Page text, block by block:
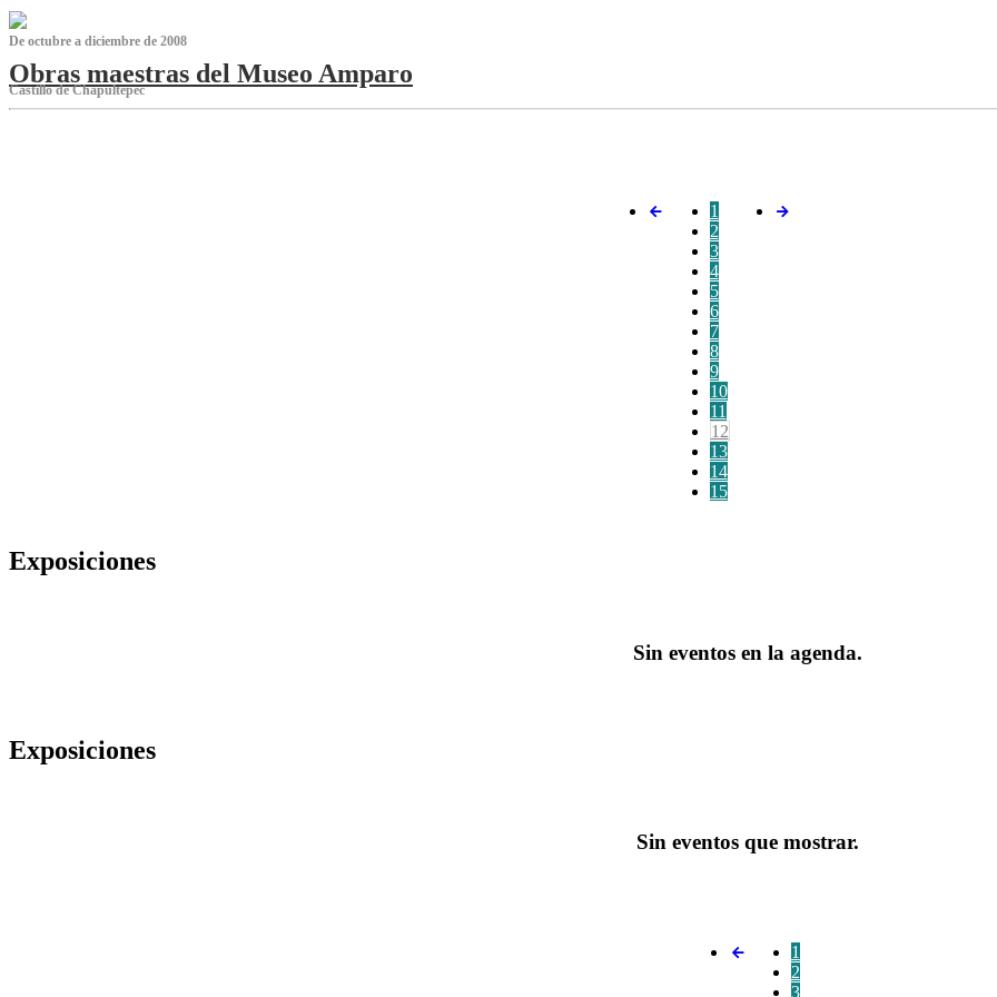
De octubre a diciembre de 2008
Obras maestras del Museo Amparo
Castillo de Chapultepec
1
2
3
4
5
6
7
8
9
10
11
12
13
14
15
Exposiciones
Sin eventos en la agenda.
Exposiciones
Sin eventos que mostrar.
1
2
3